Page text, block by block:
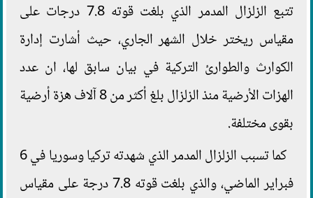
تتبع الزلزال المدمر الذي بلغت قوته 7.8 درجات على
مقياس ريختر خلال الشهر الجاري، حيث أشارت إدارة
الكوارث والطوارئ التركية في بيان سابق لها، ان عدد
الهزات الأرضية منذ الزلزال بلغ أكثر من 8 آلاف هزة أرضية
بقوى مختلفة.
كما تسبب الزلزال المدمر الذي شهدته تركيا وسوريا في 6
فبراير الماضي، والذي بلغت قوته 7.8 درجة على مقياس